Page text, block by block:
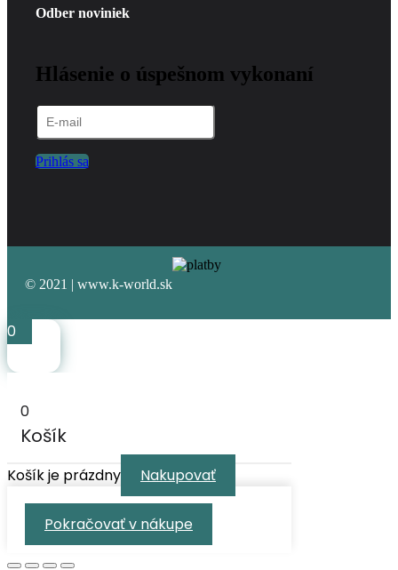
Odber noviniek
Hlásenie o úspešnom vykonaní
Prihlás sa
© 2021 | www.k-world.sk
0
0
Košík
Košík je prázdny Nakupovať
Pokračovať v nákupe